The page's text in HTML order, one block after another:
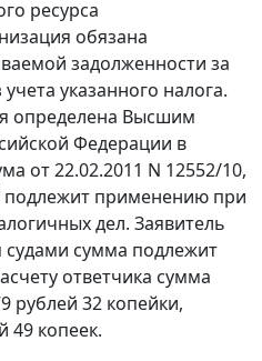
ресурса
обязана
задолженности за
указанного налога.
определена Высшим
Федерации в
от 22.02.2011 N 12552/10,
подлежит применению при
дел. Заявитель
судами сумма подлежит
ответчика сумма
рублей 32 копейки,
49 копеек.